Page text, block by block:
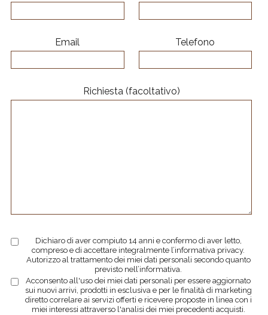
Email Telefono
Richiesta (facoltativo)
Dichiaro di aver compiuto 14 anni e confermo di aver letto,
compreso e di accettare integralmente l’informativa privacy.
Autorizzo al trattamento dei miei dati personali secondo quanto
previsto nell’informativa.
Acconsento all'uso dei miei dati personali per essere aggiornato
sui nuovi arrivi, prodotti in esclusiva e per le finalità di marketing
diretto correlare ai servizi offerti e ricevere proposte in linea con i
miei interessi attraverso l'analisi dei miei precedenti acquisti.